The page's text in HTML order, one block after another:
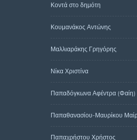
Κοντά στο δημότη
Κουμανάκος Αντώνης
Μαλλιαράκης Γρηγόρης
Νίκα Χριστίνα
Παπαδόγκωνα Αφέντρα (Φαίη)
Παπαθανασίου-Μαυρίκου
Παπαχρήστου Χρήστος